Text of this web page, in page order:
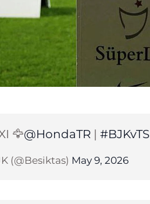
🦅@HondaTR| #BJKvTS
(@Besiktas) May 9, 2026